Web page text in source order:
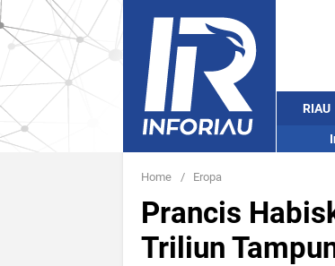
RIAU
Home / Eropa
Prancis
Triliun